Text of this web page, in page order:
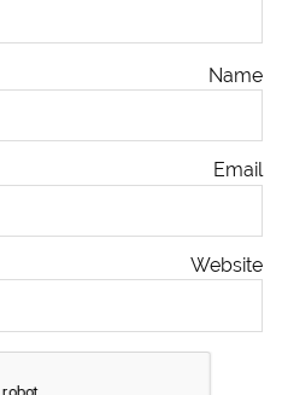
Name
Email
Website